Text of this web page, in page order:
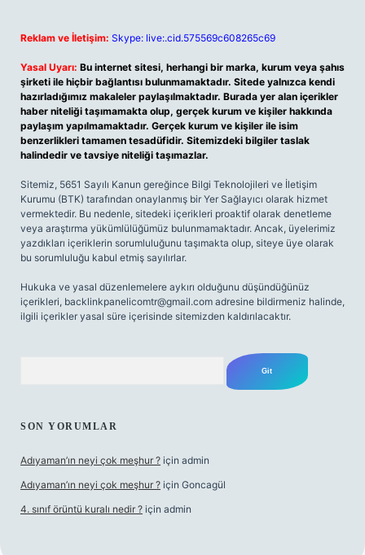
Reklam ve İletişim: Skype: live:.cid.575569c608265c69
Yasal Uyarı: Bu internet sitesi, herhangi bir marka, kurum veya şahıs
şirketi ile hiçbir bağlantısı bulunmamaktadır. Sitede yalnızca kendi
hazırladığımız makaleler paylaşılmaktadır. Burada yer alan içerikler
haber niteliği taşımamakta olup, gerçek kurum ve kişiler hakkında
paylaşım yapılmamaktadır. Gerçek kurum ve kişiler ile isim
benzerlikleri tamamen tesadüfidir. Sitemizdeki bilgiler taslak
halindedir ve tavsiye niteliği taşımazlar.
Sitemiz, 5651 Sayılı Kanun gereğince Bilgi Teknolojileri ve İletişim
Kurumu (BTK) tarafından onaylanmış bir Yer Sağlayıcı olarak hizmet
vermektedir. Bu nedenle, sitedeki içerikleri proaktif olarak denetleme
veya araştırma yükümlülüğümüz bulunmamaktadır. Ancak, üyelerimiz
yazdıkları içeriklerin sorumluluğunu taşımakta olup, siteye üye olarak
bu sorumluluğu kabul etmiş sayılırlar.
Hukuka ve yasal düzenlemelere aykırı olduğunu düşündüğünüz
içerikleri, backlinkpanelicomtr@gmail.com adresine bildirmeniz halinde,
ilgili içerikler yasal süre içerisinde sitemizden kaldırılacaktır.
SON YORUMLAR
Adıyaman’ın neyi çok meşhur ? için admin
Adıyaman’ın neyi çok meşhur ? için Goncagül
4. sınıf örüntü kuralı nedir ? için admin